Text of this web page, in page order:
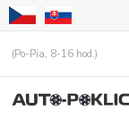
(Po-Pia, 8-16 hod.)